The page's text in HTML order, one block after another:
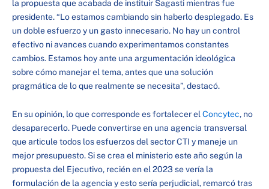
la propuesta que acabada de instituir Sagasti mientras fue
presidente. “Lo estamos cambiando sin haberlo desplegado. Es
un doble esfuerzo y un gasto innecesario. No hay un control
efectivo ni avances cuando experimentamos constantes
cambios. Estamos hoy ante una argumentación ideológica
sobre cómo manejar el tema, antes que una solución
pragmática de lo que realmente se necesita”, destacó.
En su opinión, lo que corresponde es fortalecer el Concytec, no
desaparecerlo. Puede convertirse en una agencia transversal
que articule todos los esfuerzos del sector CTI y maneje un
mejor presupuesto. Si se crea el ministerio este año según la
propuesta del Ejecutivo, recién en el 2023 se vería la
formulación de la agencia y esto sería perjudicial, remarcó tras